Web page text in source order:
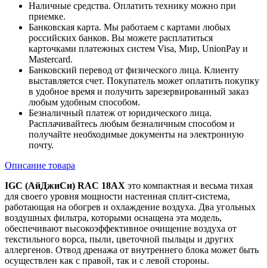
Наличные средства. Оплатить технику можно при
приемке.
Банковская карта. Мы работаем с картами любых
российских банков. Вы можете расплатиться
карточками платежных систем Visa, Мир, UnionPay и
Mastercard.
Банковский перевод от физического лица. Клиенту
выставляется счет. Покупатель может оплатить покупку
в удобное время и получить зарезервированный заказ
любым удобным способом.
Безналичный платеж от юридического лица.
Расплачивайтесь любым безналичным способом и
получайте необходимые документы на электронную
почту.
Описание товара
IGC (АйДжиСи) RAC 18AX это компактная и весьма тихая
для своего уровня мощности настенная сплит-система,
работающая на обогрев и охлаждение воздуха. Два угольных
воздушных фильтра, которыми оснащена эта модель,
обеспечивают высокоэффективное очищение воздуха от
текстильного ворса, пыли, цветочной пыльцы и других
аллергенов. Отвод дренажа от внутреннего блока может быть
осуществлен как с правой, так и с левой стороны.